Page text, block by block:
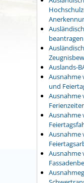
beantragen
Auslands-
Ausnahme
und
Ausnahme
Ausnahme
Ausnahme
Ausnahme